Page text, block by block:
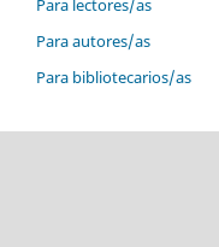
Para lectores/as
Para autores/as
Para bibliotecarios/as